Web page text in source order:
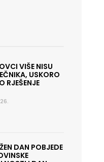
VIŠE NISU
USKORO
RJEŠENJE
DAN POBJEDE